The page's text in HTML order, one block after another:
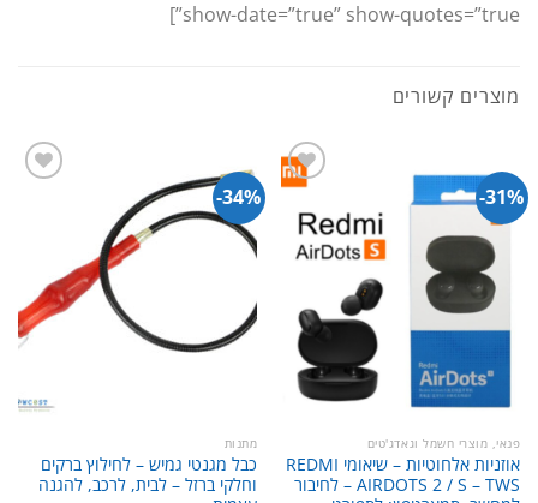
show-date=”true” show-quotes=”true”]
מוצרים קשורים
31%-
פנאי, מוצרי חשמל וגאדג'טים
אוזניות אלחוטיות – שיאומי REDMI
AIRDOTS 2 / S – TWS – לחיבור
34%-
מתנות
כבל מגנטי גמיש – לחילוץ ברקים
וחלקי ברזל – לבית, לרכב, להגנה